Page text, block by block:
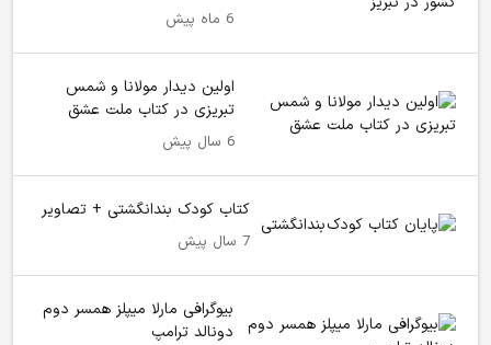
6 ماه پیش
اولین دیدار مولانا و شمس
تبریزی در کتاب ملت عشق
6 سال پیش
کتاب کودک بندانگشتی + تصاویر
7 سال پیش
بیوگرافی مارلا میپلز همسر دوم
دونالد ترامپ